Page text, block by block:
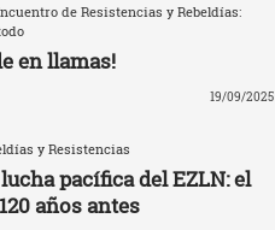
de Resistencias y Rebeldías:
en llamas!
19/09/2025
y Resistencias
pacífica del EZLN: el
años antes